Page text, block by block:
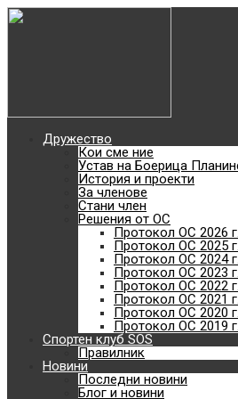
Дружество
Кои сме ние
Устав на Боерица
История и проекти
За членове
Стани член
Решения от ОС
Протокол ОС 2026 г.
Протокол ОС 2025 г.
Протокол ОС 2024 г.
Протокол ОС 2023 г.
Протокол ОС 2022 г.
Протокол ОС 2021 г.
Протокол ОС 2020 г.
Протокол ОС 2019 г.
Спортен клуб SOS
Правилник
Новини
Последни новини
Блог и новини
туристическа
Най-голямото
планинско
кауза в
с. Железница - Черни връх - с.
Планински спортен клуб
Виж повече